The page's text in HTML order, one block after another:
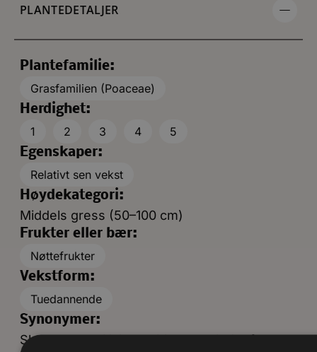
PLANTEDETALJER
Plantefamilie:
Grasfamilien (Poaceae)
Herdighet:
1
2 3 4
5
Egenskaper:
Relativt sen vekst
Høydekategori:
Middels gress (50–100 cm)
Frukter eller bær:
Nøttefrukter
Vekstform:
Tuedannende
Synonymer:
Slektsnavnet Hakonechloa er avledet fra